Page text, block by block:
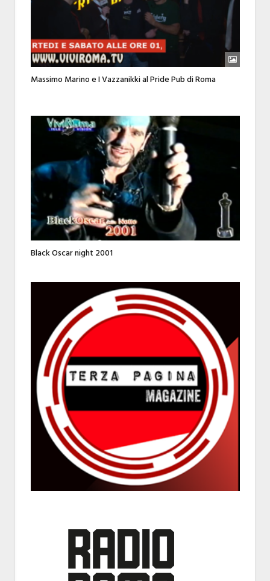
Massimo Marino e I Vazzanikki al Pride Pub di Roma
Black Oscar night 2001